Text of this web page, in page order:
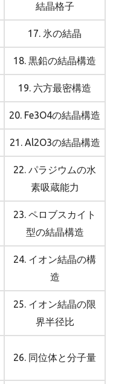
結晶格子
17. 氷の結晶
18. 黒鉛の結晶構造
19. 六方最密構造
20. Fe3O4の結晶構造
21. Al2O3の結晶構造
22. パラジウムの水
素吸蔵能力
23. ペロブスカイト
型の結晶構造
24. イオン結晶の構
造
25. イオン結晶の限
界半径比
26. 同位体と分子量